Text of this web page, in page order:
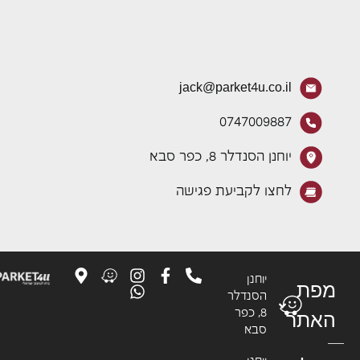
jack@parket4u.co.il
0747009887
יוחנן הסנדלר 8, כפר סבא
לחצו לקביעת פגישה
הסנדלר
8, כפר
סבא